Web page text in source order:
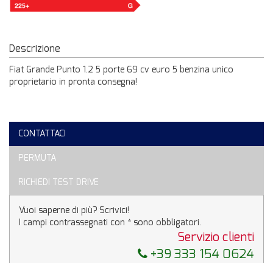
Descrizione
Fiat Grande Punto 1.2 5 porte 69 cv euro 5 benzina unico
proprietario in pronta consegna!
CONTATTACI
PERMUTA
RICHIEDI TEST DRIVE
Vuoi saperne di più? Scrivici!
I campi contrassegnati con * sono obbligatori.
Servizio clienti
+39 333 154 0624